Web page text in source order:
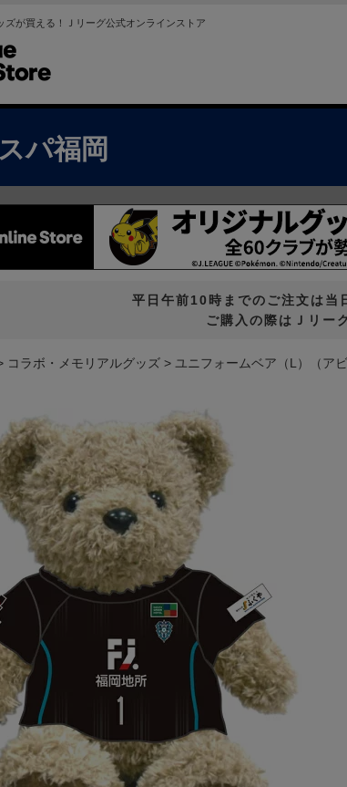
ズが買える！Ｊリーグ公式オンラインストア
パ福岡
平日午前10時までのご注文は当
ご購入の際はＪリー
コラボ・メモリアルグッズ ユニフォームベア（L）（ア